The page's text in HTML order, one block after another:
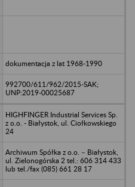
dokumentacja z lat 1968-1990
992700/611/962/2015-SAK;
UNP:2019-00025687
HIGHFINGER Industrial Services Sp.
z o.o. - Białystok, ul. Ciołkowskiego
24
Archiwum Spółka z o.o. – Białystok,
ul. Zielonogórska 2 tel.: 606 314 433
lub tel./fax (085) 661 28 17